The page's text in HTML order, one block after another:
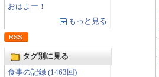
おはよー！
もっと見る
タグ別に見る
食事の記録 (1463回)